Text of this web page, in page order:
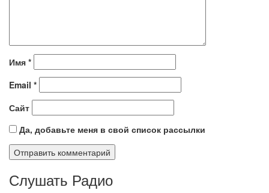
Имя *
Email *
Сайт
Да, добавьте меня в свой список рассылки
Слушать Радио